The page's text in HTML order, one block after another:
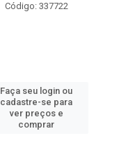
Código: 337722
Faça seu login ou
cadastre-se para
ver preços e
comprar